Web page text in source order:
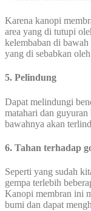
Karena kanopi
area yang di tutupi
kelembaban di
yang di sebabkan
5. Pelindung
Dapat melindungi
matahari dan guyuran
bawahnya akan
6. Tahan terhadap
Seperti yang sudah
gempa terlebih
Kanopi membran ini
bumi dan dapat